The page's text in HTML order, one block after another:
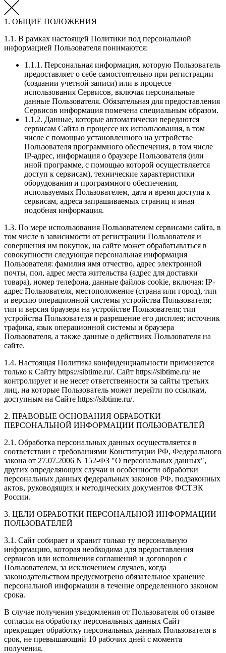
1. ОБЩИЕ ПОЛОЖЕНИЯ
1.1. В рамках настоящей Политики под персональной
информацией Пользователя понимаются:
1.1.1. Персональная информация, которую Пользователь
предоставляет о себе самостоятельно при регистрации
(создании учетной записи) или в процессе
использования Сервисов, включая персональные
данные Пользователя. Обязательная для предоставления
Сервисов информация помечена специальным образом.
1.1.2. Данные, которые автоматически передаются
сервисам Сайта в процессе их использования, в том
числе с помощью установленного на устройстве
Пользователя программного обеспечения, в том числе
IP-адрес, информация о браузере Пользователя (или
иной программе, с помощью которой осуществляется
доступ к сервисам), технические характеристики
оборудования и программного обеспечения,
используемых Пользователем, дата и время доступа к
сервисам, адреса запрашиваемых страниц и иная
подобная информация.
1.3. По мере использования Пользователем сервисами сайта, в
том числе в зависимости от регистрации Пользователя и
совершения им покупок, на сайте может обрабатываться в
совокупности следующая персональная информация
Пользователя: фамилия имя отчество, адрес электронной
почты, пол, адрес места жительства (адрес для доставки
товара), номер телефона, данные файлов cookie, включая: IP-
адрес Пользователя, местоположение (страна или город), тип
и версию операционной системы устройства Пользователя;
тип и версия браузера на устройстве Пользователя; тип
устройства Пользователя и разрешение его дисплея; источник
трафика, язык операционной системы и браузера
Пользователя, а также данные о действиях Пользователя на
сайте.
1.4. Настоящая Политика конфиденциальности применяется
только к Сайту https://sibtime.ru/. Сайт https://sibtime.ru/ не
контролирует и не несет ответственности за сайты третьих
лиц, на которые Пользователь может перейти по ссылкам,
доступным на Сайте https://sibtime.ru/.
2. ПРАВОВЫЕ ОСНОВАНИЯ ОБРАБОТКИ
ПЕРСОНАЛЬНОЙ ИНФОРМАЦИИ ПОЛЬЗОВАТЕЛЕЙ
2.1. Обработка персональных данных осуществляется в
соответствии с требованиями Конституции РФ, Федерального
закона от 27.07.2006 N 152-ФЗ "О персональных данных",
других определяющих случаи и особенности обработки
персональных данных федеральных законов РФ, подзаконных
актов, руководящих и методических документов ФСТЭК
России.
3. ЦЕЛИ ОБРАБОТКИ ПЕРСОНАЛЬНОЙ ИНФОРМАЦИИ
ПОЛЬЗОВАТЕЛЕЙ
3.1. Сайт собирает и хранит только ту персональную
информацию, которая необходима для предоставления
сервисов или исполнения соглашений и договоров с
Пользователем, за исключением случаев, когда
законодательством предусмотрено обязательное хранение
персональной информации в течение определенного законом
срока.
В случае получения уведомления от Пользователя об отзыве
согласия на обработку персональных данных Сайт
прекращает обработку персональных данных Пользователя в
срок, не превышающий 10 рабочих дней с момента
получения.